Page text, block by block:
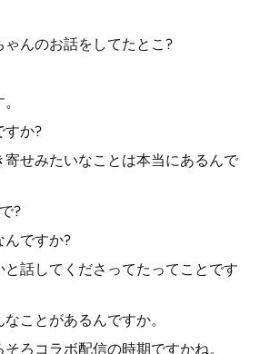
ゃんのお話をしてたとこ?
すか?
寄せみたいなことは本当にあるんで
?
んですか?
と話してくださってたってことです
ことがあるんですか。
ろコラボ配信の時期ですかね。